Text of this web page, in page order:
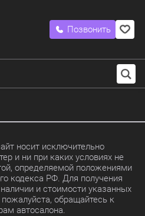
Позвонить
носит исключительно
и ни при каких условиях не
определяемой положениями
кодекса РФ. Для получения
и стоимости указанных
пожалуйста, обращайтесь к
автосалона.